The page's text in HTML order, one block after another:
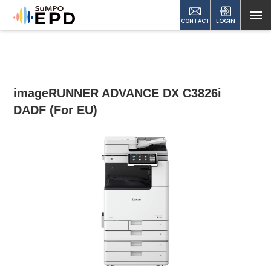
CONTACT LOGIN
imageRUNNER ADVANCE DX C3826i
DADF (For EU)